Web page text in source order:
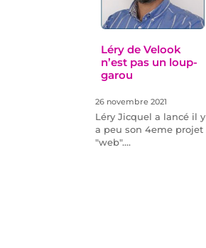
Léry de Velook
n’est pas un loup-
garou
26 novembre 2021
Léry Jicquel a lancé il y
a peu son 4eme projet
"web".…